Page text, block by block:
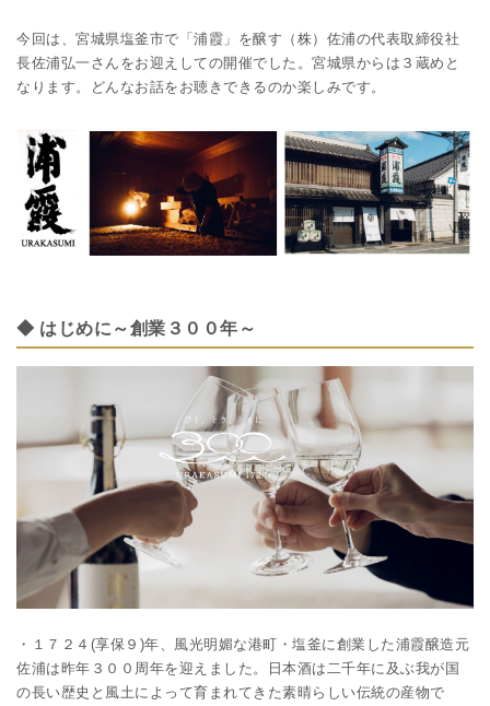
今回は、宮城県塩釜市で「浦霞」を醸す（株）佐浦の代表取締役社
長佐浦弘一さんをお迎えしての開催でした。宮城県からは３蔵めと
なります。どんなお話をお聴きできるのか楽しみです。
◆ はじめに～創業３００年～
・１７２４(享保９)年、風光明媚な港町・塩釜に創業した浦霞醸造元
佐浦は昨年３００周年を迎えました。日本酒は二千年に及ぶ我が国
の長い歴史と風土によって育まれてきた素晴らしい伝統の産物で